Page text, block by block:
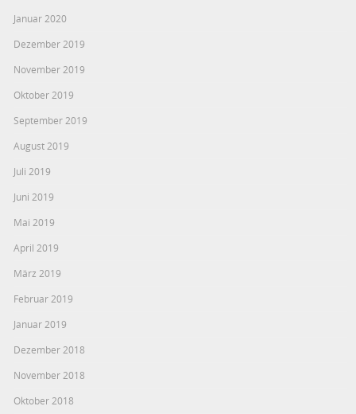
Januar 2020
Dezember 2019
November 2019
Oktober 2019
September 2019
August 2019
Juli 2019
Juni 2019
Mai 2019
April 2019
März 2019
Februar 2019
Januar 2019
Dezember 2018
November 2018
Oktober 2018